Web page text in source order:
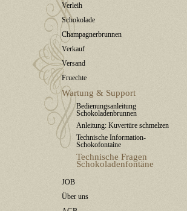
Verleih
Schokolade
Champagnerbrunnen
Verkauf
Versand
Fruechte
Wartung & Support
Bedienungsanleitung
Schokoladenbrunnen
Anleitung: Kuvertüre schmelzen
Technische Information-
Schokofontaine
Technische Fragen
Schokoladenfontäne
JOB
Über uns